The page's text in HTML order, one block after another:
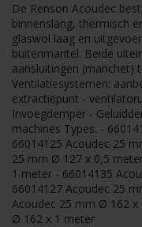
De Renson Acoudec
binnenslang, thermisch
glaswol laag en
buitenmantel. Beide
aansluitingen (manchet)
Ventilatiesystemen:
extractiepunt -
Invoegdemper -
machines Types: -
66014125 Acoudec 25
25 mm Ø 127 x 0,5
1 meter - 66014135
66014127 Acoudec 25
Acoudec 25 mm Ø 162
Ø 162 x 1 meter